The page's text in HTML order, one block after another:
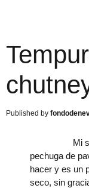
Mi socia
pechuga de
hacer y es un
seco, sin